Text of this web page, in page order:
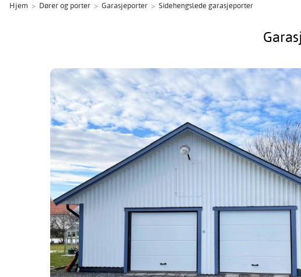
Hytter og friggeboder Hjem og innredning Treningsutstyr
Hjem > Dører og porter > Garasjeporter > Sidehengslede garasjeporter